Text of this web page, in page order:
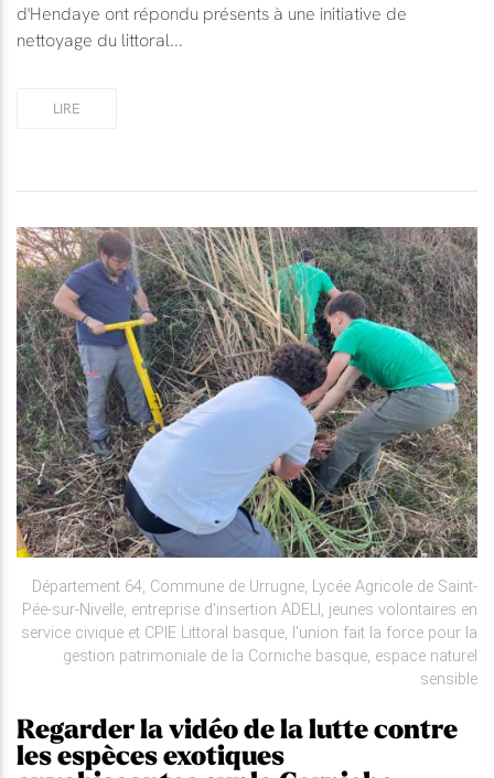
d'Hendaye ont répondu présents à une initiative de
nettoyage du littoral...
LIRE
Département 64, Commune de Urrugne, Lycée Agricole de Saint-
Pée-sur-Nivelle, entreprise d'insertion ADELI, jeunes volontaires en
service civique et CPIE Littoral basque, l'union fait la force pour la
gestion patrimoniale de la Corniche basque, espace naturel
sensible
Regarder la vidéo de la lutte contre
les espèces exotiques